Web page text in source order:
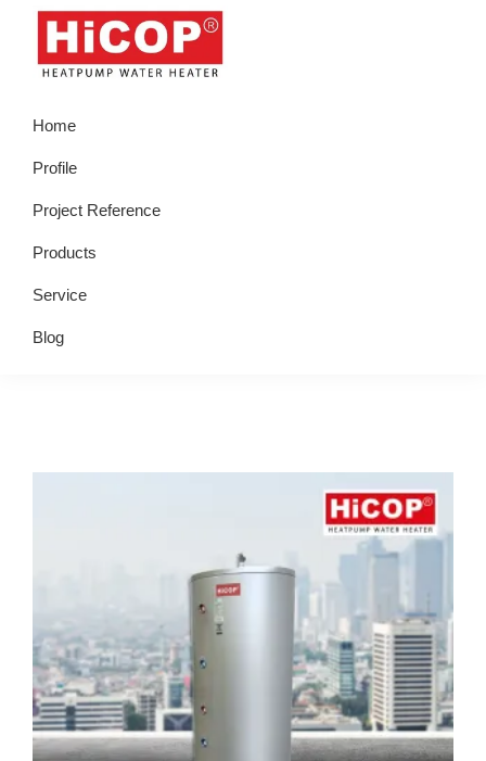
Skip
primary
Skip
Skip
primary
Skip
footer
Water
Heater
Home
Profile
Project Reference
Products
Service
Blog